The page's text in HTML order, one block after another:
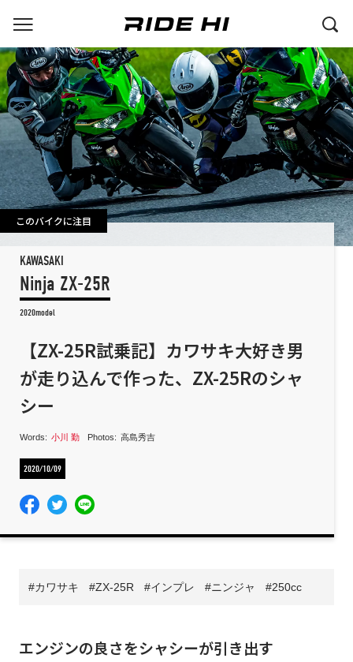
このバイクに注目
KAWASAKI
Ninja ZX-25R
2020model
【ZX-25R試乗記】カワサキ大好き男
が走り込んで作った、ZX-25Rのシャ
シー
Words: 小川 勤 Photos: 高島秀吉
2020/10/09
カワサキ ZX-25R インプレ ニンジャ 250cc
エンジンの良さをシャシーが引き出す